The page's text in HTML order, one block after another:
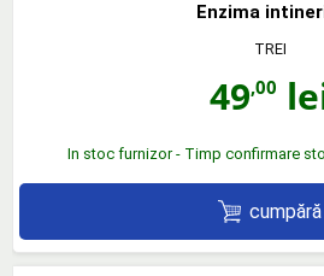
Enzima
TREI
49,00
In stoc furnizor - Timp confirmare
cumpără